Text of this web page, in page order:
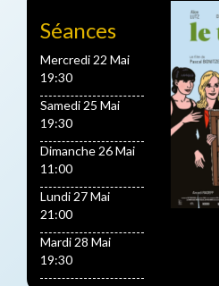
Séances
Mercredi 22 Mai
19:30
Samedi 25 Mai
19:30
Dimanche 26 Mai
11:00
Lundi 27 Mai
21:00
Mardi 28 Mai
19:30